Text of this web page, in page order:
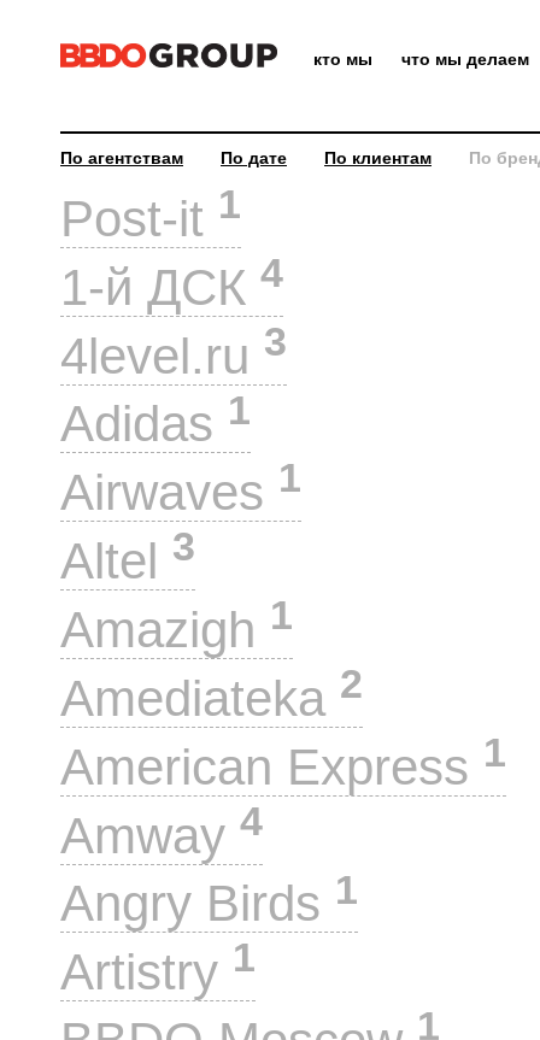
кто мы что мы делаем
По агентствам По дате По клиентам По
Post-it 1
1-й ДСК 4
4level.ru 3
Adidas 1
Airwaves 1
Altel 3
Amazigh 1
Amediateka 2
American Express 1
Amway 4
Angry Birds 1
Artistry 1
1